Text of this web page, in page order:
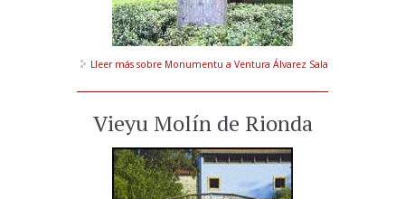
Lleer más sobre Monumentu a Ventura Álvarez Sala
Vieyu Molín de Rionda